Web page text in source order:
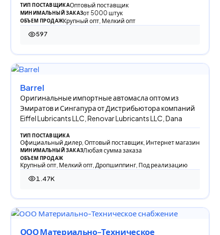
ТИП ПОСТАВЩИКАОптовый поставщик
МИНИМАЛЬНЫЙ ЗАКАЗот 5000 штук
ОБЪЕМ ПРОДАЖКрупный опт, Мелкий опт
597
597 просмотров
Barrel
Оригинальные импортные автомасла оптом из
Эмиратов и Сингапура от Дистрибьютора компаний
Eiffel Lubricants LLC, Renovar Lubricants LLC, Dana
ТИП ПОСТАВЩИКА
Официальный дилер, Оптовый поставщик, Интернет магазин
МИНИМАЛЬНЫЙ ЗАКАЗЛюбая сумма заказа
ОБЪЕМ ПРОДАЖ
Крупный опт, Мелкий опт, Дропшиппинг, Под реализацию
1.47K
1 473 просмотра
ООО Материально-Техническое